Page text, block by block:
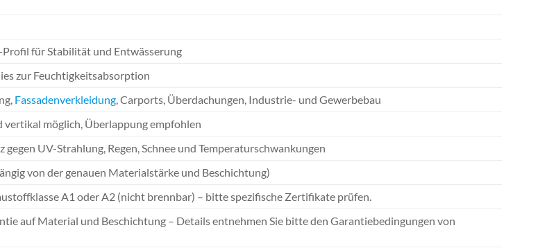
Profil für Stabilität und Entwässerung
zur Feuchtigkeitsabsorption
Fassadenverkleidung, Carports, Überdachungen, Industrie- und Gewerbebau
vertikal möglich, Überlappung empfohlen
gegen UV-Strahlung, Regen, Schnee und Temperaturschwankungen
von der genauen Materialstärke und Beschichtung)
A1 oder A2 (nicht brennbar) – bitte spezifische Zertifikate prüfen.
auf Material und Beschichtung – Details entnehmen Sie bitte den Garantiebedingungen von